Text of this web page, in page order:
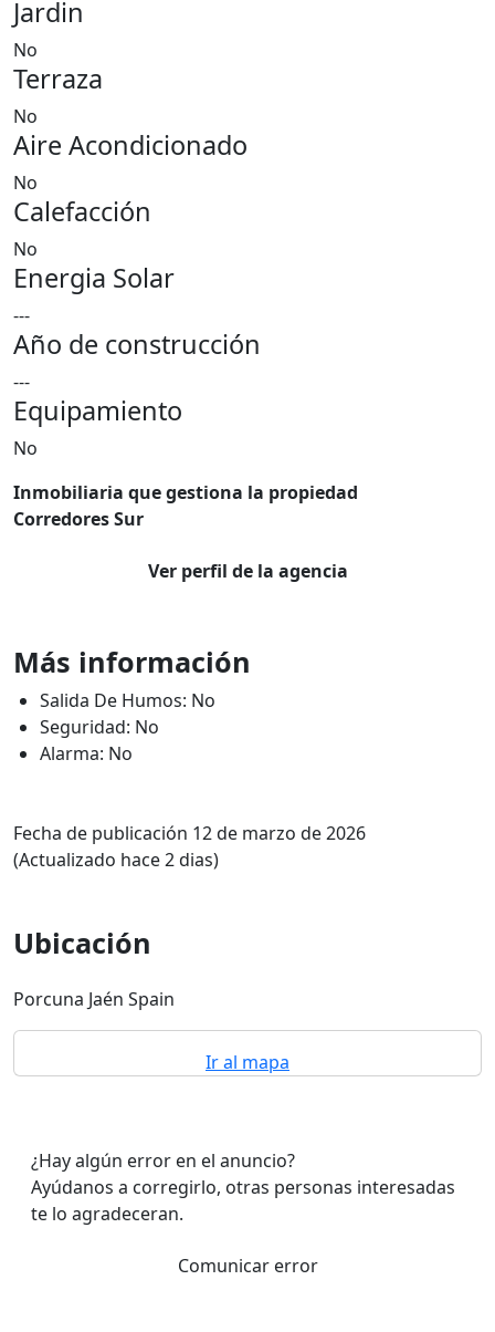
Jardin
No
Terraza
No
Aire Acondicionado
No
Calefacción
No
Energia Solar
---
Año de construcción
---
Equipamiento
No
Inmobiliaria que gestiona la propiedad
Corredores Sur
Ver perfil de la agencia
Más información
Salida De Humos: No
Seguridad: No
Alarma: No
Fecha de publicación 12 de marzo de 2026
(Actualizado hace 2 dias)
Ubicación
Porcuna Jaén Spain
Ir al mapa
¿Hay algún error en el anuncio?
Ayúdanos a corregirlo, otras personas interesadas
te lo agradeceran.
Comunicar error